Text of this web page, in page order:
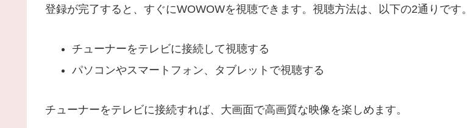
登録が完了すると、すぐにWOWOWを視聴できます。視聴方法は、以下の2通りです。
チューナーをテレビに接続して視聴する
パソコンやスマートフォン、タブレットで視聴する
チューナーをテレビに接続すれば、大画面で高画質な映像を楽しめます。